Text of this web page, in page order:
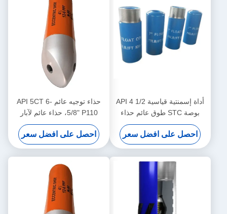
أداة إسمنتية قياسية API 4 1/2
بوصة STC طوق عائم حذاء
عائم صمام واحد / مزدوج غير
دوار
احصل على افضل سعر
حذاء توجيه عائم API 5CT 6-
5/8" P110، حذاء عائم لآبار
النفط والغاز، يدعم عملية
إسمنت الأنابيب المستقرة
احصل على افضل سعر